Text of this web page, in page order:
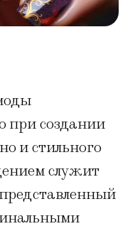
при создании
и стильного
служит